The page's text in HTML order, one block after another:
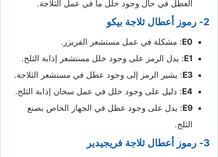
العطل في حال وجود خلل ما في عمل الثلاجة.
2- رموز أعطال ثلاجة بيكو
E0: مشكلة في عمل مستشعر الفريزر.
E1: يدل الرمز على وجود خلل مستشعر إذابة الثلج.
E3: يشير الرمز إلى وجود عطل في مستشعر الثلاجة.
E4: دليل على وجود خلل في عمل سخان إذابة الثلج.
E9: يدل على وجود عطل في الجهاز الخاص بصنع
الثلج.
3- رموز أعطال ثلاجة فريجيدير